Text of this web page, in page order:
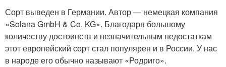
Сорт выведен в Германии. Автор — немецкая компания
«Solana GmbH & Co. KG». Благодаря большому
количеству достоинств и незначительным недостаткам
этот европейский сорт стал популярен и в России. У нас
в народе его обычно называют «Родриго».